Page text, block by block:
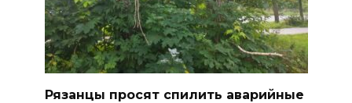
Рязанцы просят спилить аварийные